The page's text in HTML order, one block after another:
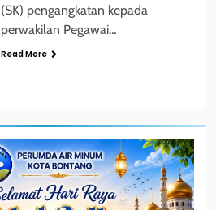
(SK) pengangkatan kepada
perwakilan Pegawai…
Read More